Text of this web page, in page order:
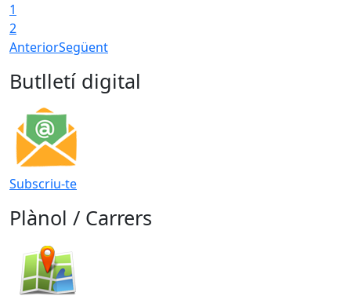
1
2
AnteriorSegüent
Butlletí digital
Subscriu-te
Plànol / Carrers